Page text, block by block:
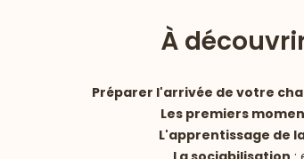
À
Préparer l'arrivée de votre
Les premiers
L'apprentissage de